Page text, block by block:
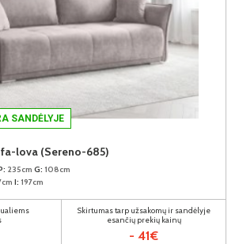
SANDĖLYJE
lova (Sereno-685)
235cm G: 108cm
I: 197cm
Skirtumas tarp užsakomų ir sandėlyje
esančių prekių kainų
- 41€